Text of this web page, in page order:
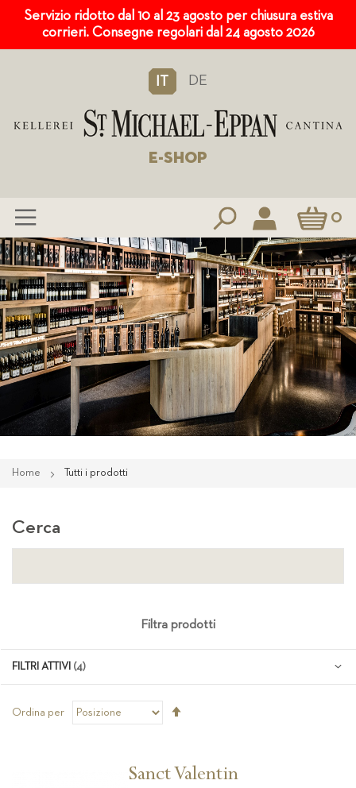
Servizio ridotto dal 10 al 23 agosto per chiusura estiva
corrieri. Consegne regolari dal 24 agosto 2026
IT DE
E-SHOP
Carrello0
Salta
al
contenuto
Home Tutti i prodotti
Ordina per
Sanct Valentin
Cerca
Filtra prodotti
FILTRI ATTIVI